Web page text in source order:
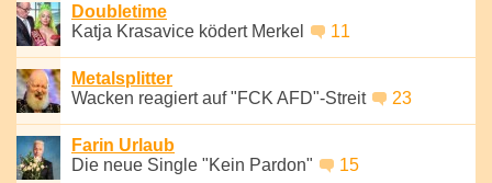
Doubletime
Katja Krasavice ködert Merkel
11
Metalsplitter
Wacken reagiert auf "FCK AFD"-Streit
23
Farin Urlaub
Die neue Single "Kein Pardon"
15